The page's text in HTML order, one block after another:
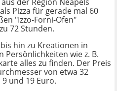
Pizza für gerade mal 60
"Izzo-Forni-Ofen"
72 Stunden.
hin zu Kreationen in
wie z. B.
alles zu finden. Der Preis
von etwa 32
und 19 Euro.